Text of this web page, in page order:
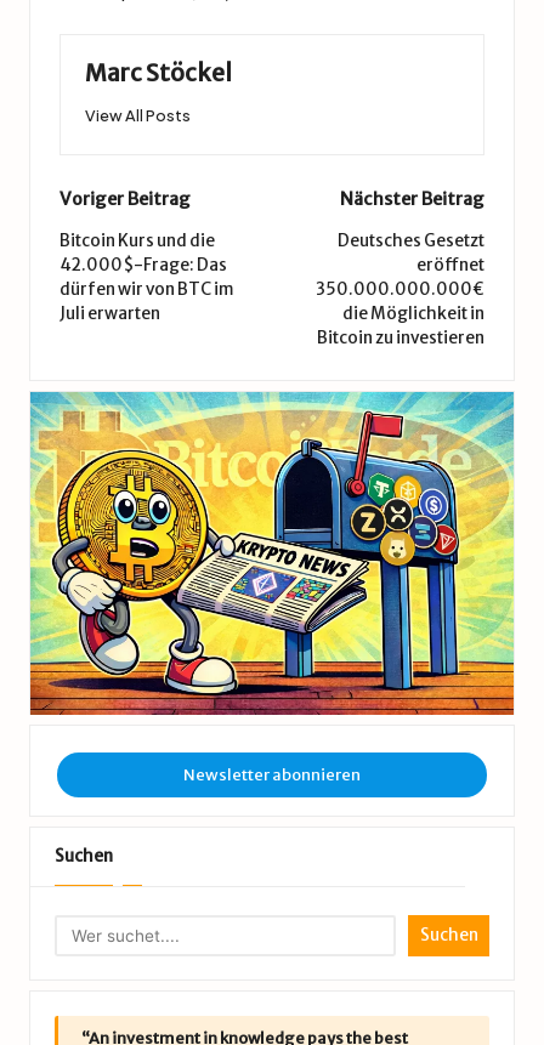
Marc Stöckel
View All Posts
Post
navigation
Voriger Beitrag
Bitcoin Kurs und die
42.000$-Frage: Das
dürfen wir von BTC im
Juli erwarten
Nächster Beitrag
Deutsches Gesetzt
eröffnet
350.000.000.000€
die Möglichkeit in
Bitcoin zu investieren
Newsletter abonnieren
Suchen
Suchen
“An investment in knowledge pays the best